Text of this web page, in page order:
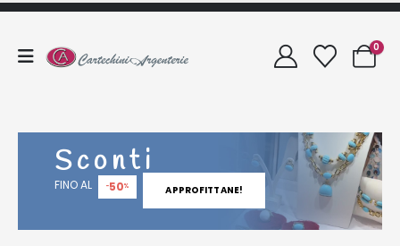
0
Sconti
FINO AL -50% APPROFITTANE!